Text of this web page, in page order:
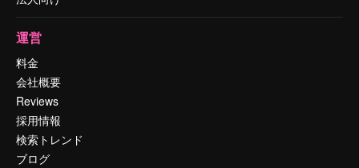
運営
料金
会社概要
Reviews
採用情報
検索トレンド
ブログ